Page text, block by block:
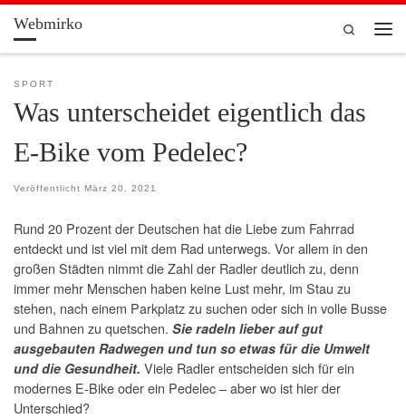
Zum Inhalt springen
Webmirko
Search
SPORT
Was unterscheidet eigentlich das
E-Bike vom Pedelec?
Veröffentlicht März 20, 2021
Rund 20 Prozent der Deutschen hat die Liebe zum Fahrrad
entdeckt und ist viel mit dem Rad unterwegs. Vor allem in den
großen Städten nimmt die Zahl der Radler deutlich zu, denn
immer mehr Menschen haben keine Lust mehr, im Stau zu
stehen, nach einem Parkplatz zu suchen oder sich in volle Busse
und Bahnen zu quetschen. Sie radeln lieber auf gut
ausgebauten Radwegen und tun so etwas für die Umwelt
und die Gesundheit. Viele Radler entscheiden sich für ein
modernes E-Bike oder ein Pedelec – aber wo ist hier der
Unterschied?